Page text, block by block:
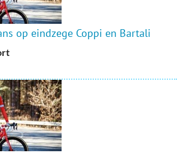
op eindzege Coppi en Bartali